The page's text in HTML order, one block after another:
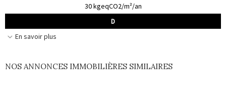
30 kgeqCO2/m²/an
D
En savoir plus
NOS ANNONCES IMMOBILIÈRES SIMILAIRES